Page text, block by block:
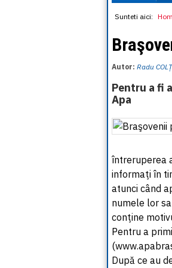
Sunteti aici:
Autor: Radu
Pentru a fi
Apa
întreruperea
informaţi în
atunci când
numele lor
conţine
Pentru a
După ce au